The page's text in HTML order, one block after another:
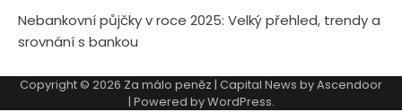
Nebankovní půjčky v roce 2025: Velký přehled, trendy a
srovnání s bankou
Copyright © 2026 Za málo peněz | Capital News byAscendoor
| Powered byWordPress.